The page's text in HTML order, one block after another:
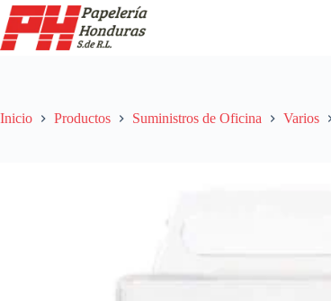
Saltar
al
contenido
Inicio Productos Suministros de Oficina Varios